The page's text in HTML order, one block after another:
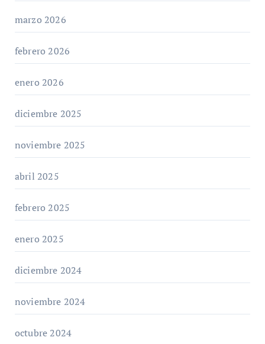
marzo 2026
febrero 2026
enero 2026
diciembre 2025
noviembre 2025
abril 2025
febrero 2025
enero 2025
diciembre 2024
noviembre 2024
octubre 2024